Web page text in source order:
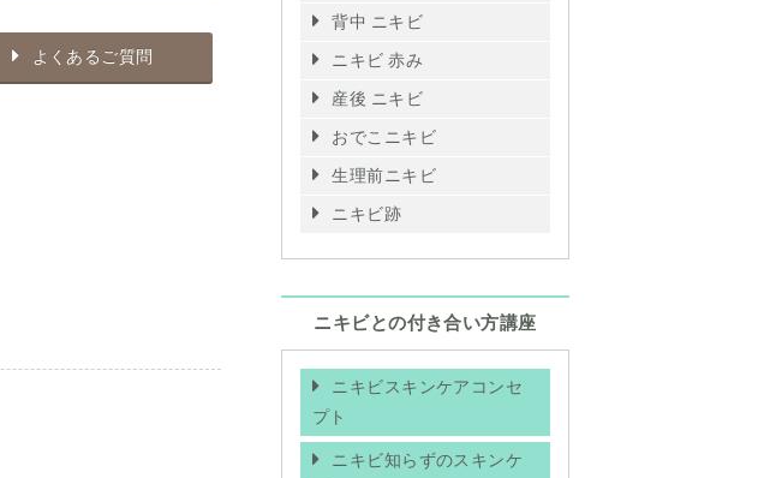
よくあるご質問
背中 ニキビ
ニキビ 赤み
産後 ニキビ
おでこニキビ
生理前ニキビ
ニキビ跡
ニキビとの付き合い方講座
ニキビスキンケアコンセ
プト
ニキビ知らずのスキンケ